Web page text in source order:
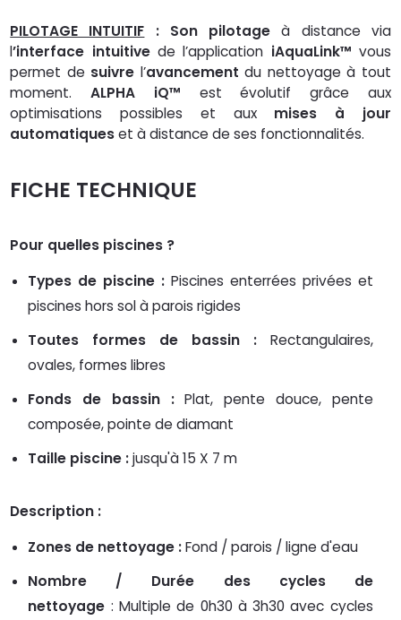
PILOTAGE INTUITIF : Son pilotage à distance via
l’interface intuitivede l’application iAquaLink™ vous
permet de suivre l’avancement du nettoyage à tout
moment. ALPHA iQ™ est évolutif grâce aux
optimisations possibles et aux mises à jour
automatiqueset à distance de ses fonctionnalités.
FICHE TECHNIQUE
Pour quelles piscines ?
Types de piscine : Piscines enterrées privées et
piscines hors sol à parois rigides
Toutes formes de bassin :Rectangulaires,
ovales, formes libres
Fonds de bassin :Plat, pente douce, pente
composée, pointe de diamant
Taille piscine :jusqu'à 15 X 7 m
Description :
Zones de nettoyage :Fond / parois / ligne d'eau
Nombre / Durée des cycles de
nettoyage : Multiple de 0h30 à 3h30 avec cycles